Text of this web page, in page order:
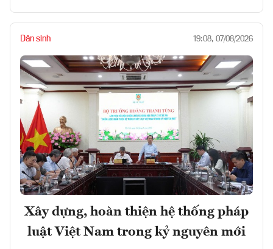
Dân sinh 19:08, 07/08/2026
Xây dựng, hoàn thiện hệ thống pháp
luật Việt Nam trong kỷ nguyên mới